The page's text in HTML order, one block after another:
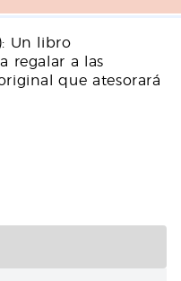
Un libro
regalar a las
que atesorará